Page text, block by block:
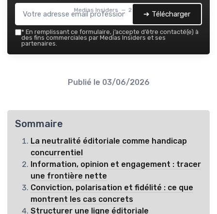
Medias Insiders — 2026
➔ Télécharger
* En remplissant ce formulaire, j’accepte d’être contacté(e) à
des fins commerciales par Medias Insiders et ses
partenaires.
Publié le 03/06/2026
Sommaire
La neutralité éditoriale comme handicap
concurrentiel
Information, opinion et engagement : tracer
une frontière nette
Conviction, polarisation et fidélité : ce que
montrent les cas concrets
Structurer une ligne éditoriale